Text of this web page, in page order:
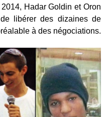
Hadar Goldin et Oron
libérer des dizaines de
à des négociations.